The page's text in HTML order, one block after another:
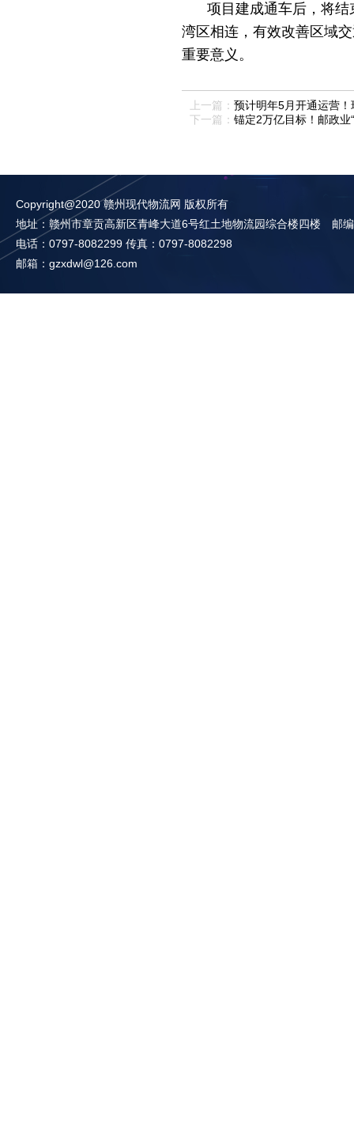
项目建成通车后，将
湾区相连，有效改善区域
重要意义。
上一篇： 预计明年5月开通运营
下一篇： 锚定2万亿目标！邮政业
Copyright@2020 赣州现代物流网 版权所有
地址：赣州市章贡高新区青峰大道6号红土地物流园综合楼四楼 邮
电话：0797-8082299 传真：0797-8082298
邮箱：gzxdwl@126.com